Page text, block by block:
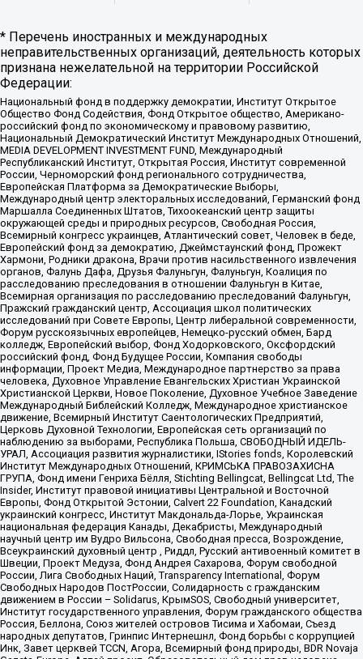
* Перечень иностранных и международных
неправительственных организаций, деятельность которых
признана нежелательной на территории Российской
Федерации:
Национальный фонд в поддержку демократии, Институт Открытое
Общество Фонд Содействия, Фонд Открытое общество, Американо-
российский фонд по экономическому и правовому развитию,
Национальный Демократический Институт Международных Отношений,
MEDIA DEVELOPMENT INVESTMENT FUND, Международный
Республиканский Институт, Открытая Россия, Институт современной
России, Черноморский фонд регионального сотрудничества,
Европейская Платформа за Демократические Выборы,
Международный центр электоральных исследований, Германский фонд
Маршалла Соединенных Штатов, Тихоокеанский центр защиты
окружающей среды и природных ресурсов, Свободная Россия,
Всемирный конгресс украинцев, Атлантический совет, Человек в беде,
Европейский фонд за демократию, Джеймстаунский фонд, Прожект
Хармони, Родники дракона, Врачи против насильственного извлечения
органов, Фалунь Дафа, Друзья Фалуньгун, Фалуньгун, Коалиция по
расследованию преследования в отношении Фалуньгун в Китае,
Всемирная организация по расследованию преследований Фалуньгун,
Пражский гражданский центр, Ассоциация школ политических
исследований при Совете Европы, Центр либеральной современности,
Форум русскоязычных европейцев, Немецко-русский обмен, Бард
колледж, Европейский выбор, Фонд Ходорковского, Оксфордский
российский фонд, Фонд Будущее России, Компания свободы
информации, Проект Медиа, Международное партнерство за права
человека, Духовное Управление Евангельских Христиан Украинской
Христианской Церкви, Новое Поколение, Духовное Учебное Заведение
Международный Библейский Колледж, Международное христианское
движение, Всемирный Институт Саентологических Предприятий,
Церковь Духовной Технологии, Европейская сеть организаций по
наблюдению за выборами, Республика Польша, СВОБОДНЫЙ ИДЕЛЬ-
УРАЛ, Ассоциация развития журналистики, IStories fonds, Королевский
Институт Международных Отношений, КРИМСЬКА ПРАВОЗАХИСНА
ГРУПА, Фонд имени Генриха Бёлля, Stichting Bellingcat, Bellingcat Ltd, The
Insider, Институт правовой инициативы Центральной и Восточной
Европы, Фонд Открытой Эстонии, Calvert 22 Foundation, Канадский
украинский конгресс, Институт Макдональда-Лорье, Украинская
национальная федерация Канады, Декабристы, Международный
научный центр им Вудро Вильсона, Свободная пресса, Возрождение,
Всеукраинский духовный центр , Риддл, Русский антивоенный комитет в
Швеции, Проект Медуза, Фонд Андрея Сахарова, Форум свободной
России, Лига Свободных Наций, Transparеncy International, Форум
Свободных Народов ПостРоссии, Солидарность с гражданским
движением в России – Solidarus, КрымSOS, Свободный университет,
Институт государственного управления, Форум гражданского общества
Россия, Беллона, Союз жителей островов Тисима и Хабомаи, Съезд
народных депутатов, Гринпис Интернешнл, Фонд борьбы с коррупцией
Инк, Завет церквей TCCN, Агора, Всемирный фонд природы, BDR Novaja